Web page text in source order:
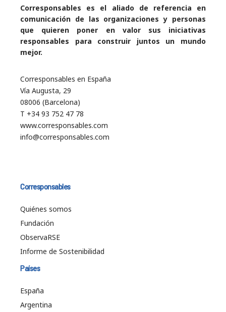
Corresponsables es el aliado de referencia en
comunicación de las organizaciones y personas
que quieren poner en valor sus iniciativas
responsables para construir juntos un mundo
mejor.
Corresponsables en España
Vía Augusta, 29
08006 (Barcelona)
T +34 93 752 47 78
www.corresponsables.com
info@corresponsables.com
Corresponsables
Quiénes somos
Fundación
ObservaRSE
Informe de Sostenibilidad
Países
España
Argentina